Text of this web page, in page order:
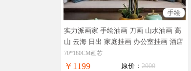
手绘
实力派画家 手绘油画 刀画 山水油画 高
山 云海 日出 家庭挂画 办公室挂画 酒店
挂画 中国油画作品，现货图片，在线支
付，全国免邮
70*180CM画芯
￥1199 原价： 2000